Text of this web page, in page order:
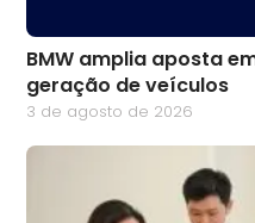
BMW amplia aposta
geração de veículos
3 de agosto de 2026